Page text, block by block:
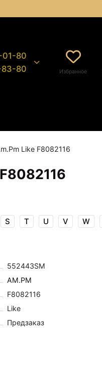
01-80
83-80
Избранное
Like F8082116
S T U V W
552443SM
AM.PM
F8082116
Like
Предзаказ